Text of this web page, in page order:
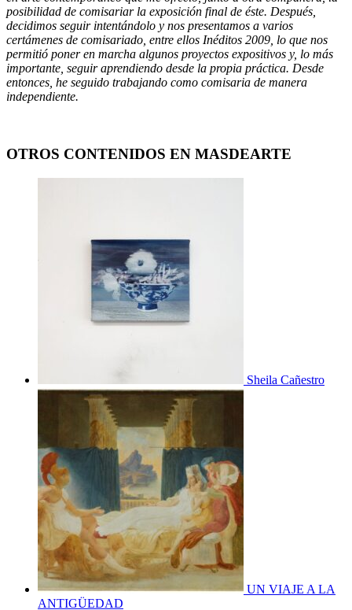
posibilidad de comisariar la exposición final de éste. Después,
decidimos seguir intentándolo y nos presentamos a varios
certámenes de comisariado, entre ellos Inéditos 2009, lo que nos
permitió poner en marcha algunos proyectos expositivos y, lo más
importante, seguir aprendiendo desde la propia práctica. Desde
entonces, he seguido trabajando como comisaria de manera
independiente.
OTROS CONTENIDOS EN MASDEARTE
Sheila Cañestro
UN VIAJE A LA
ANTIGÜEDAD